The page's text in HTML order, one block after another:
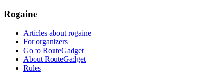
Rogaine
Articles about rogaine
For organizers
Go to RouteGadget
About RouteGadget
Rules